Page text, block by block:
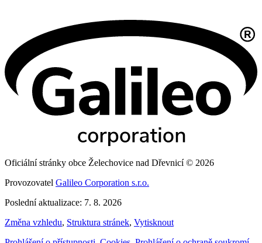
Oficiální stránky obce Želechovice nad Dřevnicí © 2026
Provozovatel Galileo Corporation s.r.o.
Poslední aktualizace: 7. 8. 2026
Změna vzhledu, Struktura stránek, Vytisknout